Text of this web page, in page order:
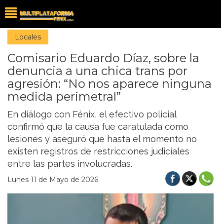
Locales
Comisario Eduardo Díaz, sobre la
denuncia a una chica trans por
agresión: “No nos aparece ninguna
medida perimetral”
En diálogo con Fénix, el efectivo policial
confirmó que la causa fue caratulada como
lesiones y aseguró que hasta el momento no
existen registros de restricciones judiciales
entre las partes involucradas.
Lunes 11 de Mayo de 2026